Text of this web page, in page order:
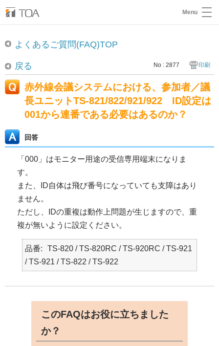
Menu
よくあるご質問(FAQ)TOP
戻る No : 2877 印刷
赤外線会議システムにおける、参加者／議
長ユニットTS-821/822/921/922 ID設定は
001から連番である必要はあるのか？
回答
「000」はモニター用途の受信専用端末になりま
す。
また、ID自体は飛び番号になっていても支障はあり
ません。
ただし、IDの重複は動作上問題が生じますので、重
複が無いように設定ください。
品番
TS-820 / TS-820RC / TS-920RC / TS-921
/ TS-921 / TS-822 / TS-922
このFAQはお役に立ちました
か？